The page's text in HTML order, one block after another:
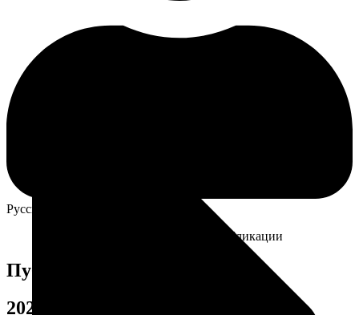
Русский
Публикации
Публикации
2025